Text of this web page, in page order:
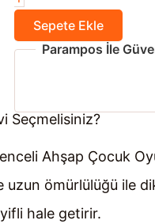
Evi
adetSepete Ekle
Parampos İle
Seçmelisiniz?
Ahşap Çocuk
uzun ömürlülüğü ile
hale getirir.